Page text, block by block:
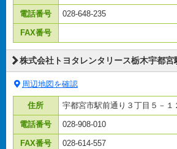
電話番号 028-648-235
FAX番号
株式会社トヨタレンタリース栃木宇都宮
周辺地図を確認
住所 宇都宮市駅前通り３丁目５－１
電話番号 028-908-010
FAX番号 028-614-557